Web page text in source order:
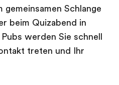
Schlange
beim Quizabend in
werden Sie schnell
treten und Ihr